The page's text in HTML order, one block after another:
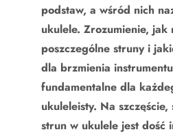
podstaw, a wśród nich
ukulele. Zrozumienie, jak
poszczególne struny i
dla brzmienia
fundamentalne dla
ukuleleisty. Na szczęście,
strun w ukulele jest dość